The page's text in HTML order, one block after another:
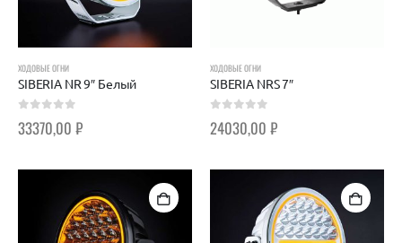
ХОДОВЫЕ ОГНИ
SIBERIA NR 9″ Белый
33370,00 ₽
ХОДОВЫЕ ОГНИ
SIBERIA NRS 7″
24030,00 ₽